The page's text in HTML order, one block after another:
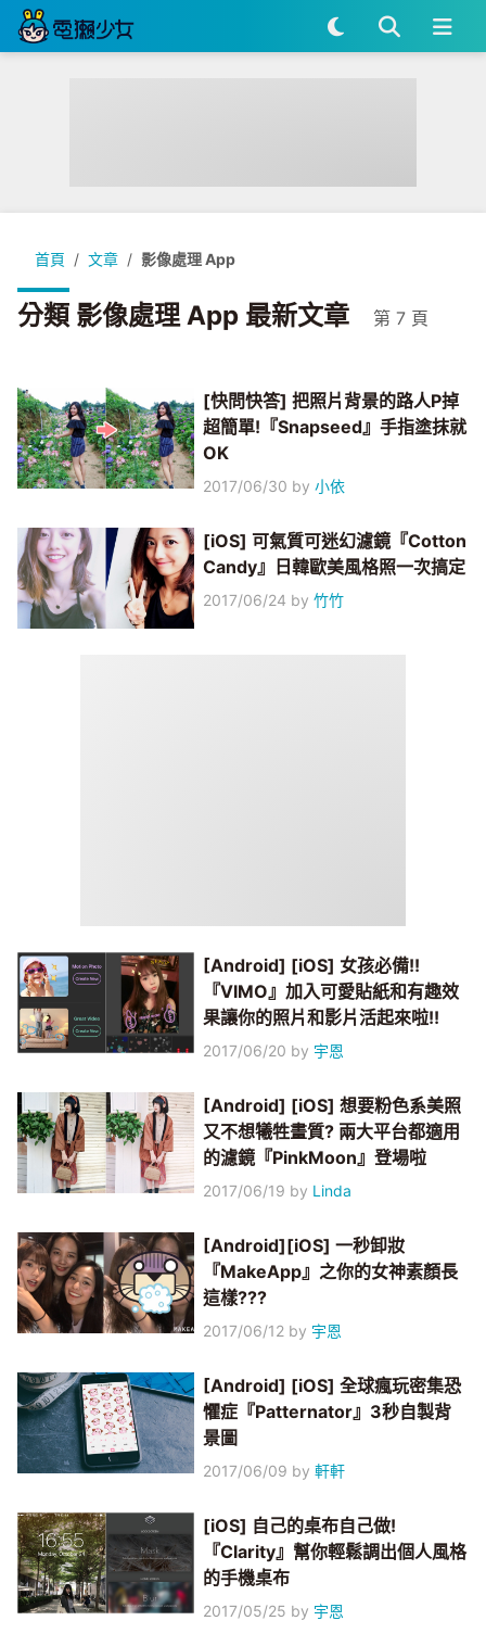
首頁 文章 影像處理 App
分類 影像處理 App 最新文章 第 7 頁
[快問快答] 把照片背景的路人P掉
超簡單!『Snapseed』手指塗抹就
OK
2017/06/30 by小依
[iOS] 可氣質可迷幻濾鏡『Cotton
Candy』日韓歐美風格照一次搞定
2017/06/24 by竹竹
[Android] [iOS] 女孩必備!!
『VIMO』加入可愛貼紙和有趣效
果讓你的照片和影片活起來啦!!
2017/06/20 by 宇恩
[Android] [iOS] 想要粉色系美照
又不想犧牲畫質? 兩大平台都適用
的濾鏡『PinkMoon』登場啦
2017/06/19 by Linda
[Android][iOS] 一秒卸妝
『MakeApp』之你的女神素顏長
這樣???
2017/06/12 by 宇恩
[Android] [iOS] 全球瘋玩密集恐
懼症『Patternator』3秒自製背
景圖
2017/06/09 by軒軒
[iOS] 自己的桌布自己做!
『Clarity』幫你輕鬆調出個人風格
的手機桌布
2017/05/25 by 宇恩